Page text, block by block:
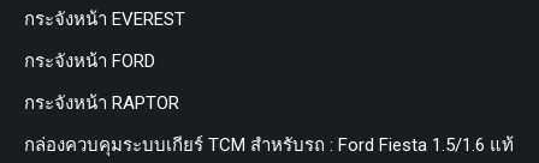
กระจังหน้า EVEREST
กระจังหน้า FORD
กระจังหน้า RAPTOR
กล่องควบคุมระบบเกียร์ TCM สำหรับรถ : Ford Fiesta 1.5/1.6 แท้